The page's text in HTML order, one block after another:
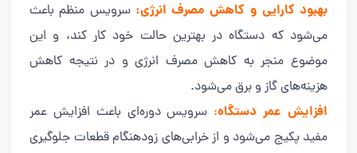
بهبود کارایی و کاهش مصرف انرژی: سرویس منظم باعث
می‌شود که دستگاه در بهترین حالت خود کار کند، و این
موضوع منجر به کاهش مصرف انرژی و در نتیجه کاهش
هزینه‌های گاز و برق می‌شود.
افزایش عمر دستگاه: سرویس دوره‌ای باعث افزایش عمر
مفید پکیج می‌شود و از خرابی‌های زودهنگام قطعات جلوگیری